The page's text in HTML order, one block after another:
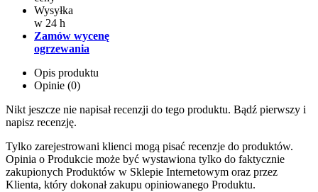
Wysyłka
w 24 h
Zamów wycenę
ogrzewania
Opis produktu
Opinie (0)
Nikt jeszcze nie napisał recenzji do tego produktu. Bądź pierwszy i
napisz recenzję.
Tylko zarejestrowani klienci mogą pisać recenzje do produktów.
Opinia o Produkcie może być wystawiona tylko do faktycznie
zakupionych Produktów w Sklepie Internetowym oraz przez
Klienta, który dokonał zakupu opiniowanego Produktu.